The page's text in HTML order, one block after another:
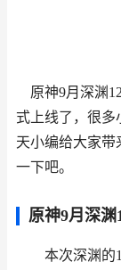
原神9月深渊
式上线了，很多
天小编给大家带
一下吧。
原神9月深
本次深渊的